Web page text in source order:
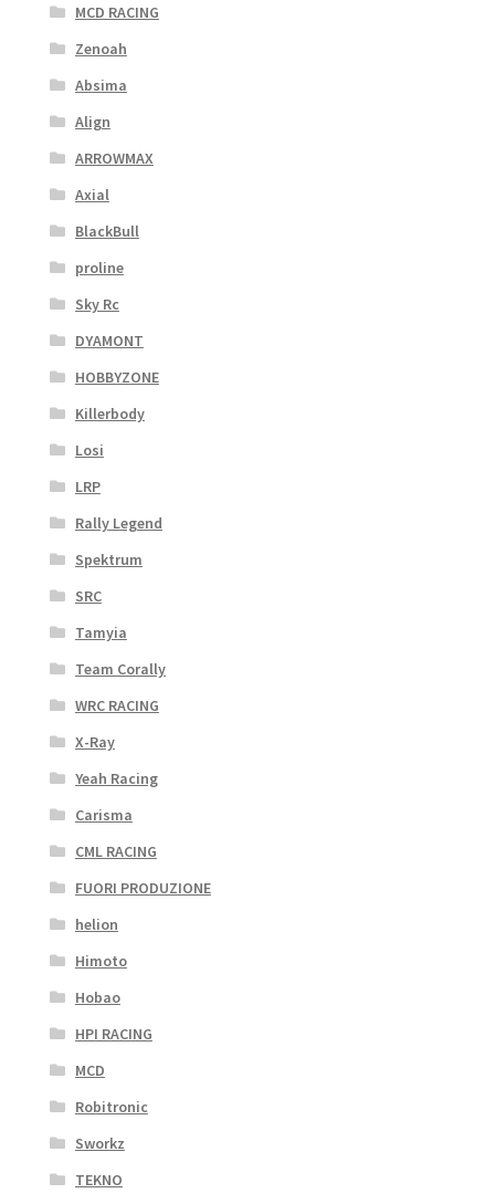
MCD RACING
Zenoah
Absima
Align
ARROWMAX
Axial
BlackBull
proline
Sky Rc
DYAMONT
HOBBYZONE
Killerbody
Losi
LRP
Rally Legend
Spektrum
SRC
Tamyia
Team Corally
WRC RACING
X-Ray
Yeah Racing
Carisma
CML RACING
FUORI PRODUZIONE
helion
Himoto
Hobao
HPI RACING
MCD
Robitronic
Sworkz
TEKNO